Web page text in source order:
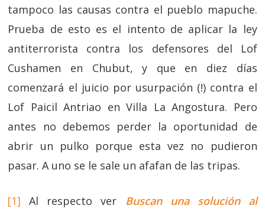
tampoco las causas contra el pueblo mapuche.
Prueba de esto es el intento de aplicar la ley
antiterrorista contra los defensores del Lof
Cushamen en Chubut, y que en diez días
comenzará el juicio por usurpación (!) contra el
Lof Paicil Antriao en Villa La Angostura. Pero
antes no debemos perder la oportunidad de
abrir un pulko porque esta vez no pudieron
pasar. A uno se le sale un afafan de las tripas.
[1] Al respecto ver
Buscan una solución al